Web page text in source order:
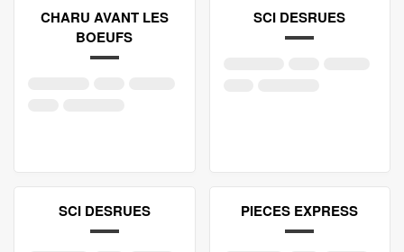
CHARU AVANT LES
BOEUFS
SCI DESRUES
SCI DESRUES PIECES EXPRESS